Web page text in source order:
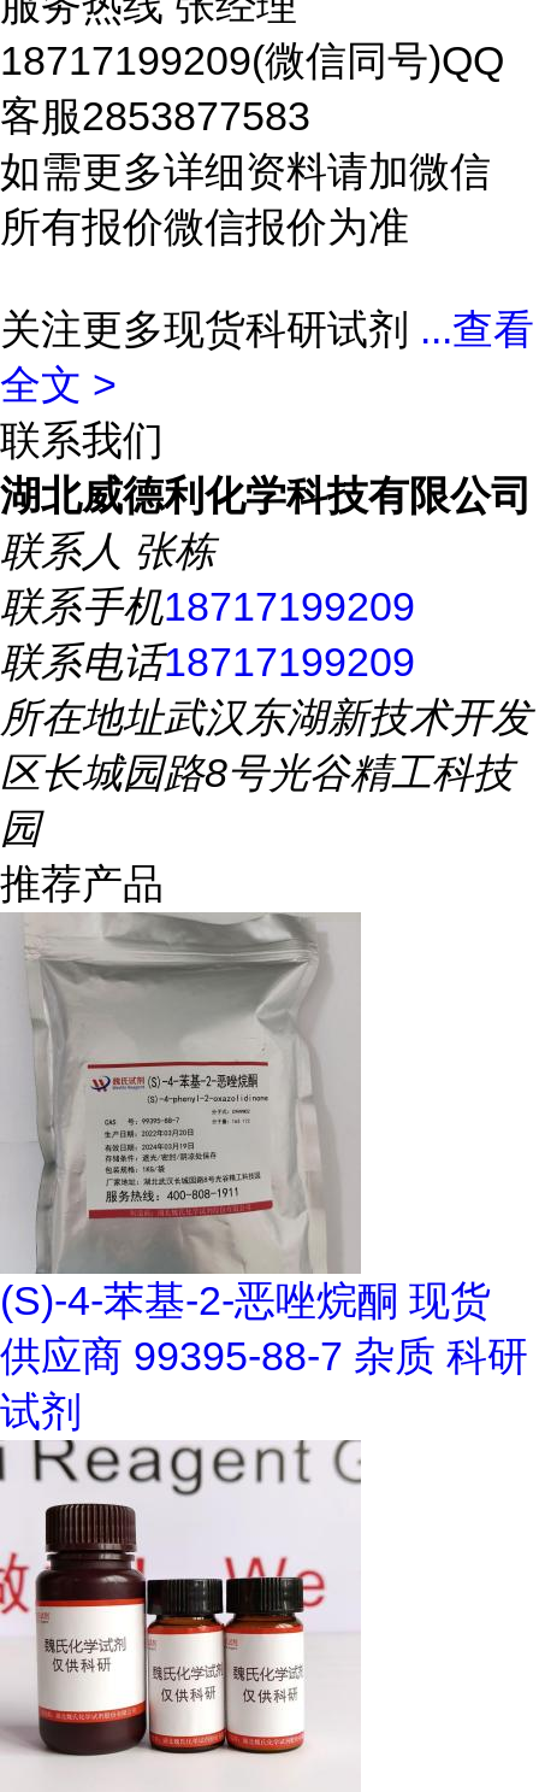
18717199209(微信同号)QQ
客服2853877583
如需更多详细资料请加微信
所有报价微信报价为准
关注更多现货科研试剂 ...查看
全文 >
联系我们
湖北威德利化学科技有限公司
联系人 张栋
联系手机18717199209
联系电话18717199209
所在地址武汉东湖新技术开发
区长城园路8号光谷精工科技
园
推荐产品
(S)-4-苯基-2-恶唑烷酮 现货
供应商 99395-88-7 杂质 科研
试剂